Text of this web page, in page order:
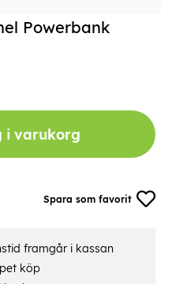
Spara som favorit
Powerbank
i varukorg
framgår i kassan
köp